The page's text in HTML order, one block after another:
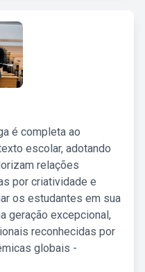
é completa ao
escolar, adotando
relações
por criatividade e
os estudantes em sua
geração excepcional,
reconhecidas por
globais -